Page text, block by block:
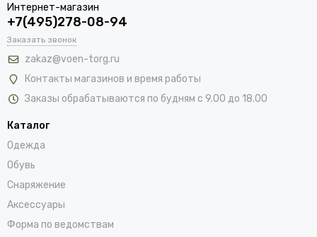
Интернет-магазин
+7(495)278-08-94
Заказать звонок
zakaz@voen-torg.ru
Контакты магазинов и время работы
Заказы обрабатываются по будням с 9.00 до 18.00
Каталог
Одежда
Обувь
Снаряжение
Аксессуары
Форма по ведомствам